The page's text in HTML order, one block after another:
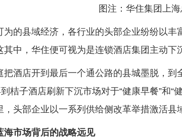
图注：华住集团上
县域经济，各行业的头部企业纷纷以丰
中，华住便可视为是连锁酒店集团主动下
店开到最后一个通公路的县城墨脱，到
到桔子酒店刷新下沉市场对于“健康早餐”
头部企业以一系列供给侧改革举措激活县
海市场背后的战略远见